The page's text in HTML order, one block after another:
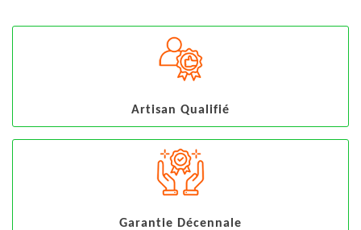
Artisan Qualifié
Garantie Décennale